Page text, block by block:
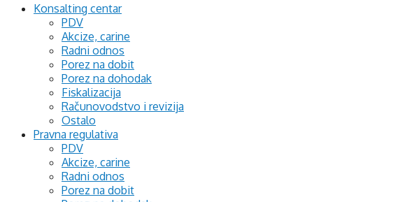
Konsalting centar
PDV
Akcize, carine
Radni odnos
Porez na dobit
Porez na dohodak
Fiskalizacija
Računovodstvo i revizija
Ostalo
Pravna regulativa
PDV
Akcize, carine
Radni odnos
Porez na dobit